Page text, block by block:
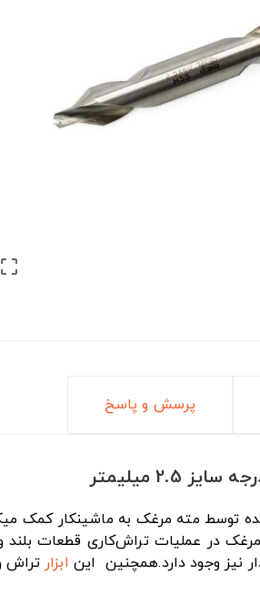

پرسش و پاسخ
توسط مته مرغک به ماشینکار کمک
در عملیات تراش‌کاری قطعات
نیز وجود دارد.همچنین این ابزار تراش